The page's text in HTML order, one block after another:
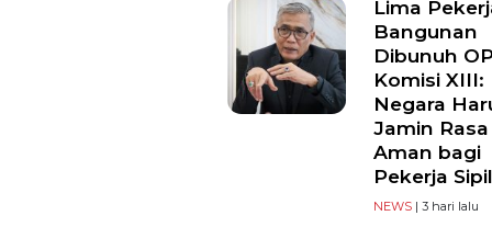
Lima
Bangunan
Dibunuh
Komisi XIII:
Negara
Jamin Rasa
Aman bagi
Pekerja Sipil
NEWS | 3 hari lalu